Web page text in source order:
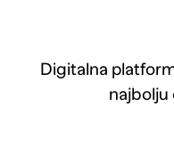
Digitalna
najbolju